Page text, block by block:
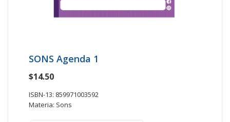
SONS Agenda 1
$14.50
ISBN-13: 859971003592
Materia: Sons